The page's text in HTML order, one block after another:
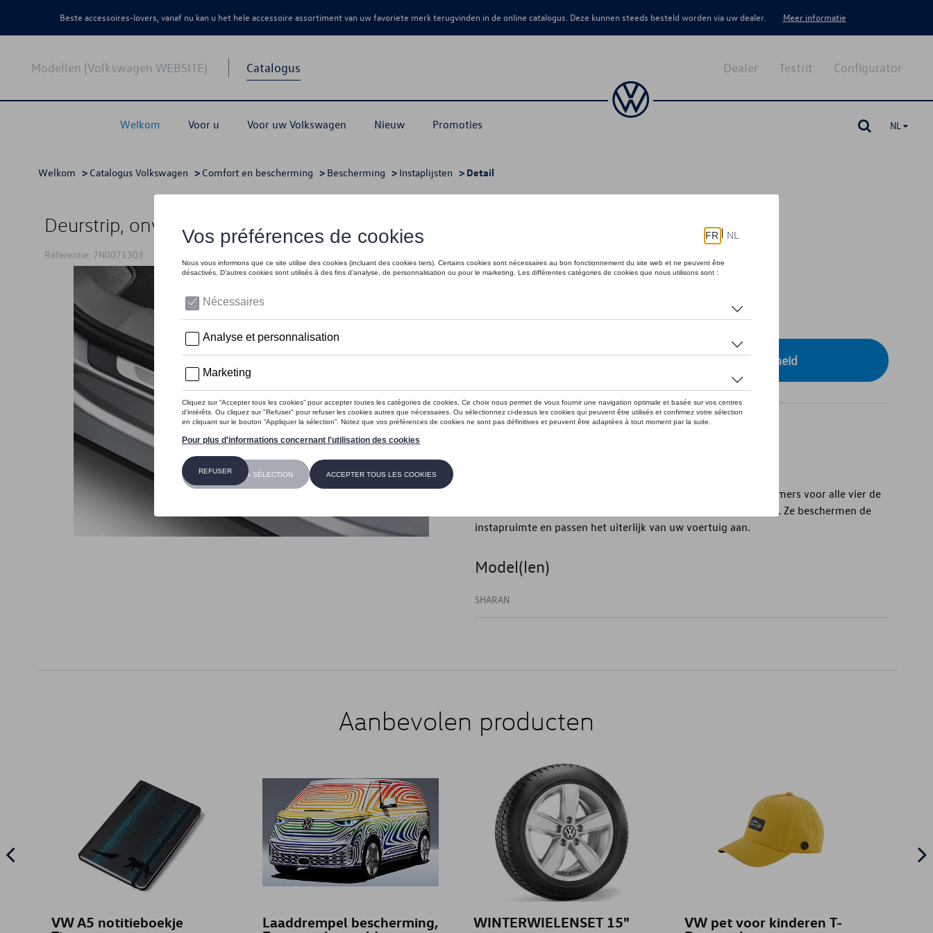
Beste accessoires-lovers, vanaf nu kan u het hele accessoire assortiment van uw favoriete merk terugvinden in de online catalogus. Deze kunnen steeds besteld worden via uw dealer. Meer informatie
Modellen (Volkswagen WEBSITE) Catalogus
Welkom Voor u Voor uw Volkswagen Nieuw Promoties
Configurator
Testrit
Dealer
NL
Welkom > Catalogus Volkswagen > Comfort en bescherming > Bescherming > Instaplijsten > Detail
Deurstrip, onverlicht, in roestvrijstalen optiek
Referentie: 7N0071303
Dit product is momenteel niet op stock
Contacteer uw dealer voor beschikbaarheid
Introductie
Een blikvanger bij het instappen: hoogwaardige dorpelbeschermers voor alle vier de
dorpels. De dorpelbeschermers vooraan hebben Sharan-letters. Ze beschermen de
instapruimte en passen het uiterlijk van uw voertuig aan.
Model(len)
SHARAN
Aanbevolen producten
VW A5 notitieboekje
Laaddrempel bescherming,
WINTERWIELENSET 15"
VW pet voor kinderen T-